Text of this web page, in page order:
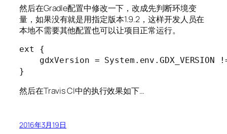
然后在Gradle配置中修改一下，改成先判断环境变
量，如果没有就是用指定版本1.9.2，这样开发人员在
本地不需要其他配置也可以让项目正常运行。
ext {
gdxVersion = System.env.GDX_VERSION
然后在Travis CI中的执行效果如下…
2016年3月19日